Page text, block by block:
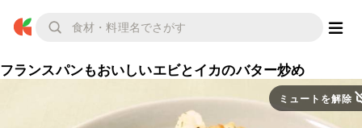
フランスパンもおいしいエビとイカのバター炒め
ミュートを解除